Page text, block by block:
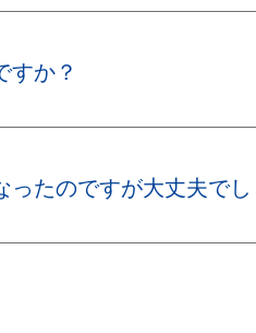
すか？
ったのですが大丈夫で